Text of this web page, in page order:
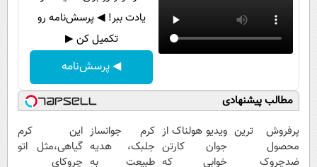
یادت ببر! ◀ پرسش‌نامه رو
تکمیل کن ▶
◀ پرسش‌نامه
مطالب پیشنهادی
پرفروش ترین
محصول
ضدچروک
ویدیو هولناک از
جوان کارتن
خوابی که
کرم جوانساز
جلبک، هدیه
طبیعت به
این کرم
گیاهی،مثل اتو
چروکای